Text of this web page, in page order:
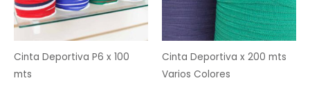
Cinta Deportiva P6 x 100
mts
Cinta Deportiva x 200 mts
Varios Colores